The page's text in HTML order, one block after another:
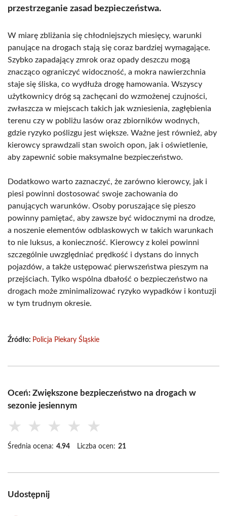
przestrzeganie zasad bezpieczeństwa.
W miarę zbliżania się chłodniejszych miesięcy, warunki
panujące na drogach stają się coraz bardziej wymagające.
Szybko zapadający zmrok oraz opady deszczu mogą
znacząco ograniczyć widoczność, a mokra nawierzchnia
staje się śliska, co wydłuża drogę hamowania. Wszyscy
użytkownicy dróg są zachęcani do wzmożenej czujności,
zwłaszcza w miejscach takich jak wzniesienia, zagłębienia
terenu czy w pobliżu lasów oraz zbiorników wodnych,
gdzie ryzyko poślizgu jest większe. Ważne jest również, aby
kierowcy sprawdzali stan swoich opon, jak i oświetlenie,
aby zapewnić sobie maksymalne bezpieczeństwo.
Dodatkowo warto zaznaczyć, że zarówno kierowcy, jak i
piesi powinni dostosować swoje zachowania do
panujących warunków. Osoby poruszające się pieszo
powinny pamiętać, aby zawsze być widocznymi na drodze,
a noszenie elementów odblaskowych w takich warunkach
to nie luksus, a konieczność. Kierowcy z kolei powinni
szczególnie uwzględniać prędkość i dystans do innych
pojazdów, a także ustępować pierwszeństwa pieszym na
przejściach. Tylko wspólna dbałość o bezpieczeństwo na
drogach może zminimalizować ryzyko wypadków i kontuzji
w tym trudnym okresie.
Źródło: Policja Piekary Śląskie
Oceń: Zwiększone bezpieczeństwo na drogach w
sezonie jesiennym
★ ★ ★ ★ ★
Średnia ocena: 4.94 Liczba ocen: 21
Udostępnij